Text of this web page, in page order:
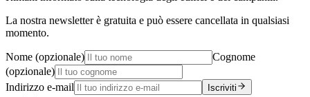
La nostra newsletter è gratuita e può essere cancellata in qualsiasi
momento.
Nome (opzionale)
Cognome
(opzionale)
Indirizzo e-mail
Iscriviti